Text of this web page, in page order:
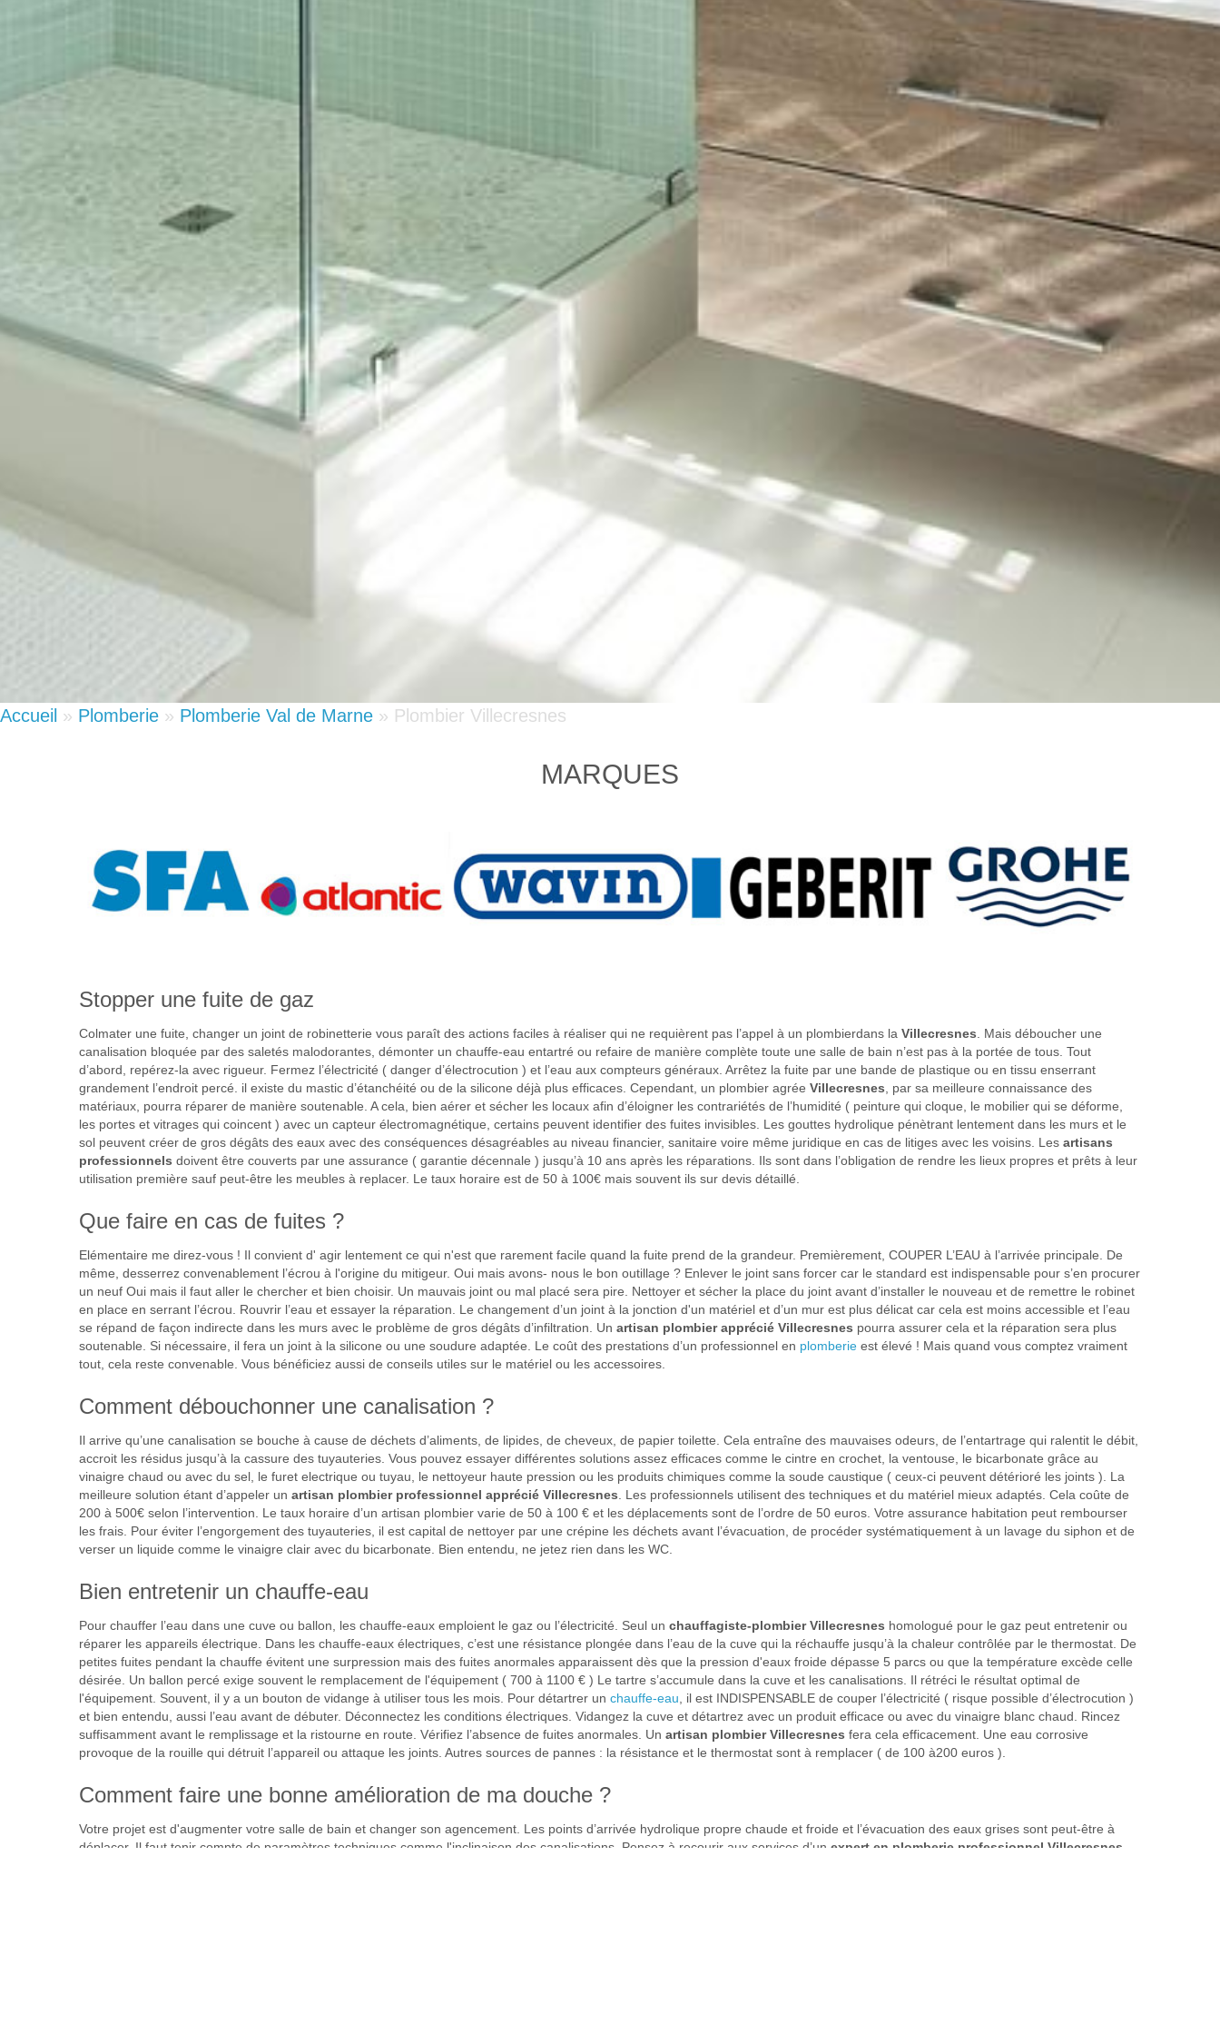
Accueil » Plomberie » Plomberie Val de Marne » Plombier Villecresnes
MARQUES
Stopper une fuite de gaz
Colmater une fuite, changer un joint de robinetterie vous paraît des actions faciles à réaliser qui ne requièrent pas l’appel à un plombierdans la Villecresnes. Mais déboucher une
canalisation bloquée par des saletés malodorantes, démonter un chauffe-eau entartré ou refaire de manière complète toute une salle de bain n’est pas à la portée de tous. Tout
d’abord, repérez-la avec rigueur. Fermez l’électricité ( danger d’électrocution ) et l’eau aux compteurs généraux. Arrêtez la fuite par une bande de plastique ou en tissu enserrant
grandement l’endroit percé. il existe du mastic d’étanchéité ou de la silicone déjà plus efficaces. Cependant, un plombier agrée Villecresnes, par sa meilleure connaissance des
matériaux, pourra réparer de manière soutenable. A cela, bien aérer et sécher les locaux afin d’éloigner les contrariétés de l’humidité ( peinture qui cloque, le mobilier qui se déforme,
les portes et vitrages qui coincent ) avec un capteur électromagnétique, certains peuvent identifier des fuites invisibles. Les gouttes hydrolique pénètrant lentement dans les murs et le
sol peuvent créer de gros dégâts des eaux avec des conséquences désagréables au niveau financier, sanitaire voire même juridique en cas de litiges avec les voisins. Les artisans
professionnels doivent être couverts par une assurance ( garantie décennale ) jusqu’à 10 ans après les réparations. Ils sont dans l’obligation de rendre les lieux propres et prêts à leur
utilisation première sauf peut-être les meubles à replacer. Le taux horaire est de 50 à 100€ mais souvent ils sur devis détaillé.
Que faire en cas de fuites ?
Elémentaire me direz-vous ! Il convient d' agir lentement ce qui n'est que rarement facile quand la fuite prend de la grandeur. Premièrement, COUPER L’EAU à l’arrivée principale. De
même, desserrez convenablement l’écrou à l'origine du mitigeur. Oui mais avons- nous le bon outillage ? Enlever le joint sans forcer car le standard est indispensable pour s’en procurer
un neuf Oui mais il faut aller le chercher et bien choisir. Un mauvais joint ou mal placé sera pire. Nettoyer et sécher la place du joint avant d’installer le nouveau et de remettre le robinet
en place en serrant l’écrou. Rouvrir l’eau et essayer la réparation. Le changement d’un joint à la jonction d'un matériel et d’un mur est plus délicat car cela est moins accessible et l’eau
se répand de façon indirecte dans les murs avec le problème de gros dégâts d’infiltration. Un artisan plombier apprécié Villecresnes pourra assurer cela et la réparation sera plus
soutenable. Si nécessaire, il fera un joint à la silicone ou une soudure adaptée. Le coût des prestations d’un professionnel en plomberie est élevé ! Mais quand vous comptez vraiment
tout, cela reste convenable. Vous bénéficiez aussi de conseils utiles sur le matériel ou les accessoires.
Comment débouchonner une canalisation ?
Il arrive qu’une canalisation se bouche à cause de déchets d’aliments, de lipides, de cheveux, de papier toilette. Cela entraîne des mauvaises odeurs, de l’entartrage qui ralentit le débit,
accroit les résidus jusqu’à la cassure des tuyauteries. Vous pouvez essayer différentes solutions assez efficaces comme le cintre en crochet, la ventouse, le bicarbonate grâce au
vinaigre chaud ou avec du sel, le furet electrique ou tuyau, le nettoyeur haute pression ou les produits chimiques comme la soude caustique ( ceux-ci peuvent détérioré les joints ). La
meilleure solution étant d’appeler un artisan plombier professionnel apprécié Villecresnes. Les professionnels utilisent des techniques et du matériel mieux adaptés. Cela coûte de
200 à 500€ selon l’intervention. Le taux horaire d’un artisan plombier varie de 50 à 100 € et les déplacements sont de l’ordre de 50 euros. Votre assurance habitation peut rembourser
les frais. Pour éviter l’engorgement des tuyauteries, il est capital de nettoyer par une crépine les déchets avant l’évacuation, de procéder systématiquement à un lavage du siphon et de
verser un liquide comme le vinaigre clair avec du bicarbonate. Bien entendu, ne jetez rien dans les WC.
Bien entretenir un chauffe-eau
Pour chauffer l’eau dans une cuve ou ballon, les chauffe-eaux emploient le gaz ou l’électricité. Seul un chauffagiste-plombier Villecresnes homologué pour le gaz peut entretenir ou
réparer les appareils électrique. Dans les chauffe-eaux électriques, c’est une résistance plongée dans l’eau de la cuve qui la réchauffe jusqu’à la chaleur contrôlée par le thermostat. De
petites fuites pendant la chauffe évitent une surpression mais des fuites anormales apparaissent dès que la pression d'eaux froide dépasse 5 parcs ou que la température excède celle
désirée. Un ballon percé exige souvent le remplacement de l'équipement ( 700 à 1100 € ) Le tartre s’accumule dans la cuve et les canalisations. Il rétréci le résultat optimal de
l'équipement. Souvent, il y a un bouton de vidange à utiliser tous les mois. Pour détartrer un chauffe-eau, il est INDISPENSABLE de couper l’électricité ( risque possible d’électrocution )
et bien entendu, aussi l’eau avant de débuter. Déconnectez les conditions électriques. Vidangez la cuve et détartrez avec un produit efficace ou avec du vinaigre blanc chaud. Rincez
suffisamment avant le remplissage et la ristourne en route. Vérifiez l’absence de fuites anormales. Un artisan plombier Villecresnes fera cela efficacement. Une eau corrosive
provoque de la rouille qui détruit l’appareil ou attaque les joints. Autres sources de pannes : la résistance et le thermostat sont à remplacer ( de 100 à200 euros ).
Comment faire une bonne amélioration de ma douche ?
Votre projet est d'augmenter votre salle de bain et changer son agencement. Les points d’arrivée hydrolique propre chaude et froide et l’évacuation des eaux grises sont peut-être à
déplacer. Il faut tenir compte de paramètres techniques comme l'inclinaison des canalisations. Pensez à recourir aux services d’un expert en plomberie professionnel Villecresnes